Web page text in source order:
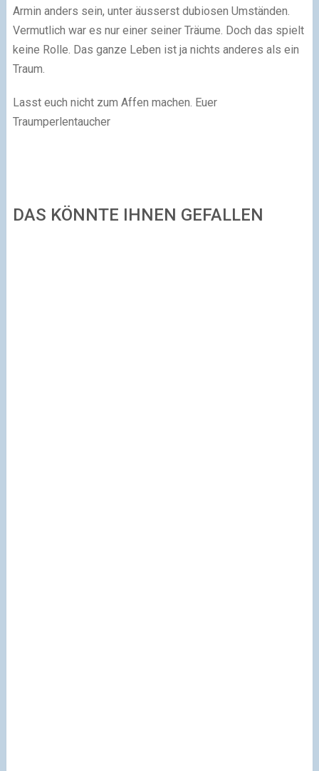
Armin anders sein, unter äusserst dubiosen Umständen.
Vermutlich war es nur einer seiner Träume. Doch das spielt
keine Rolle. Das ganze Leben ist ja nichts anderes als ein
Traum.
Lasst euch nicht zum Affen machen. Euer
Traumperlentaucher
DAS KÖNNTE IHNEN GEFALLEN